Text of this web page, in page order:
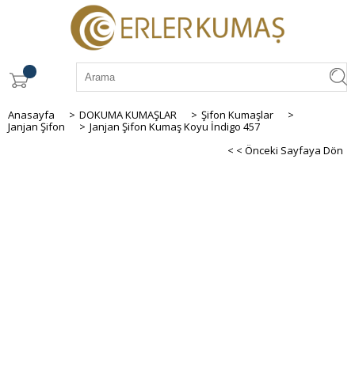
Anasayfa > DOKUMA KUMAŞLAR > Şifon Kumaşlar
>
Janjan Şifon
> Janjan Şifon Kumaş Koyu İndigo 457
< < Önceki Sayfaya Dön